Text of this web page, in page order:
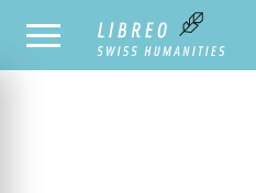
OUR CATALOGUE